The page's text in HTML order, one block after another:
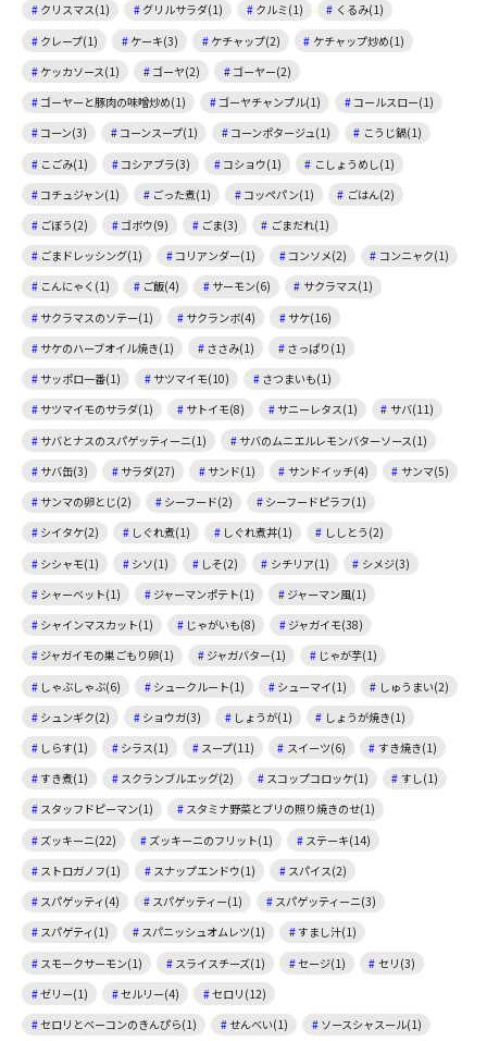
クリスマス(1)
グリルサラダ(1) クルミ(1)
くるみ(1)
クレープ(1)
ケーキ(3) ケチャップ(2)
ケチャップ炒め(1)
ケッカソース(1)
ゴーヤ(2)
ゴーヤー(2)
ゴーヤーと豚肉の味噌炒め(1)
ゴーヤチャンプル(1)
コールスロー(1)
コーン(3)
コーンスープ(1) コーンポタージュ(1)
こうじ鍋(1)
こごみ(1)
コシアブラ(3) コショウ(1)
こしょうめし(1)
コチュジャン(1)
ごった煮(1) コッペパン(1)
ごはん(2)
ごぼう(2)
ゴボウ(9) ごま(3)
ごまだれ(1)
ごまドレッシング(1)
コリアンダー(1) コンソメ(2)
コンニャク(1)
こんにゃく(1)
ご飯(4) サーモン(6)
サクラマス(1)
サクラマスのソテー(1)
サクランボ(4)
サケ(16)
サケのハーブオイル焼き(1)
ささみ(1)
さっぱり(1)
サッポロ一番(1)
サツマイモ(10)
さつまいも(1)
サツマイモのサラダ(1)
サトイモ(8) サニーレタス(1)
サバ(11)
サバとナスのスパゲッティーニ(1)
サバのムニエルレモンバターソース(1)
サバ缶(3)
サラダ(27) サンド(1) サンドイッチ(4)
サンマ(5)
サンマの卵とじ(2)
シーフード(2)
シーフードピラフ(1)
シイタケ(2)
しぐれ煮(1) しぐれ煮丼(1)
ししとう(2)
シシャモ(1)
シソ(1) しそ(2) シチリア(1)
シメジ(3)
シャーベット(1)
ジャーマンポテト(1)
ジャーマン風(1)
シャインマスカット(1)
じゃがいも(8)
ジャガイモ(38)
ジャガイモの巣ごもり卵(1)
ジャガバター(1)
じゃが芋(1)
しゃぶしゃぶ(6)
シュークルート(1) シューマイ(1)
しゅうまい(2)
シュンギク(2)
ショウガ(3) しょうが(1)
しょうが焼き(1)
しらす(1)
シラス(1) スープ(11) スイーツ(6)
すき焼き(1)
すき煮(1)
スクランブルエッグ(2) スコップコロッケ(1)
すし(1)
スタッフドピーマン(1)
スタミナ野菜とブリの照り焼きのせ(1)
ズッキーニ(22)
ズッキーニのフリット(1)
ステーキ(14)
ストロガノフ(1)
スナップエンドウ(1)
スパイス(2)
スパゲッティ(4)
スパゲッティー(1)
スパゲッティーニ(3)
スパゲティ(1)
スパニッシュオムレツ(1)
すまし汁(1)
スモークサーモン(1)
スライスチーズ(1) セージ(1)
セリ(3)
ゼリー(1)
セルリー(4)
セロリ(12)
セロリとベーコンのきんぴら(1)
せんべい(1) ソースシャスール(1)